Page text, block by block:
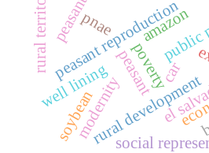
peasant
peasant reproduction
pnae
rural development
el
poverty
social
modernity
rural territories amazon
well lining car
soybean